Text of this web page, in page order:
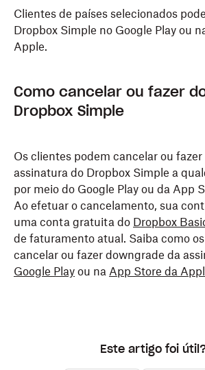
Clientes de países selecionados
Dropbox Simple no Google Play ou
Apple.
Como cancelar ou fazer
Dropbox Simple
Os clientes podem cancelar ou
assinatura do Dropbox Simple a
por meio do Google Play ou da App
Ao efetuar o cancelamento, sua
uma conta gratuita do Dropbox
de faturamento atual. Saiba como
cancelar ou fazer downgrade da
Google Play ou na App Store da
Este artigo foi